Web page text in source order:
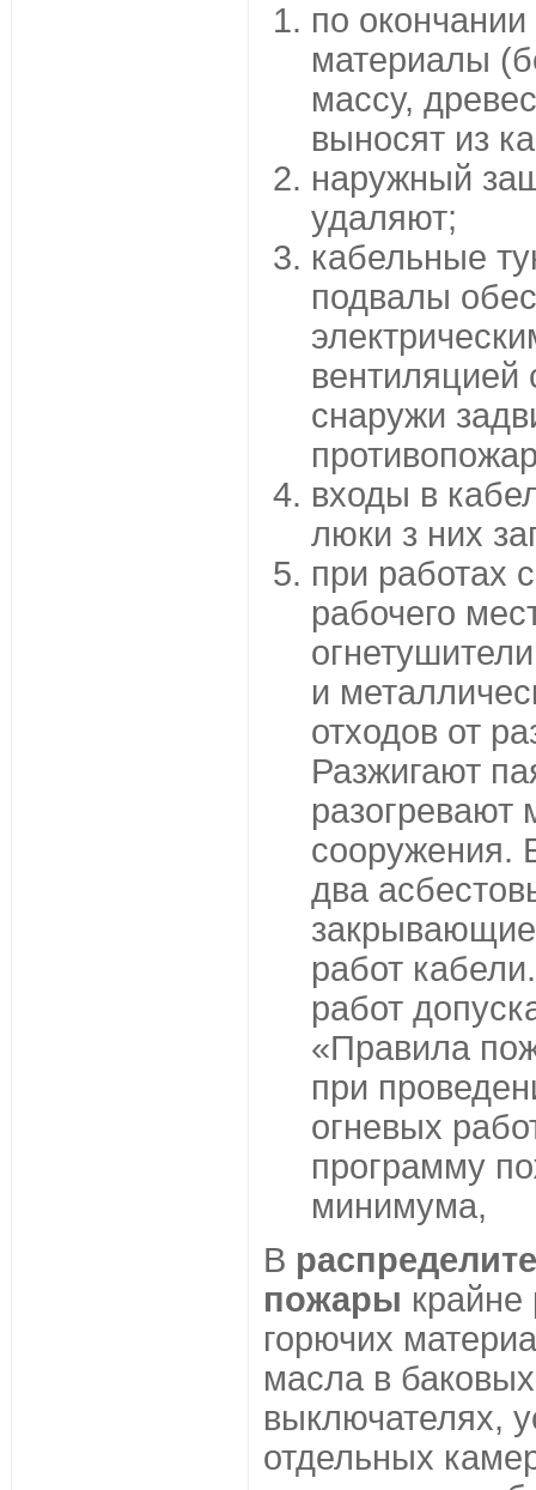
по
материалы
массу,
выносят из
наружный
удаляют;
кабельные
подвалы
снаружи
входы в
люки з них
при работах
рабочего
и
отходов от
Разжигают
разогревают
сооружения.
два
работ
работ
«Правила
при
огневых
программу
минимума,
В
пожары крайне
горючих
масла в
выключателях,
отдельных